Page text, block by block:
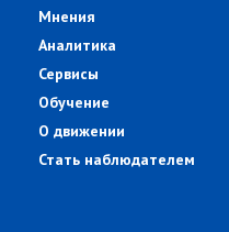
Мнения
Аналитика
Сервисы
Обучение
О движении
Стать наблюдателем